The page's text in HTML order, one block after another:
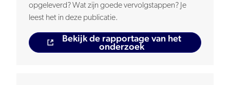
opgeleverd? Wat zijn goede vervolgstappen? Je
leest het in deze publicatie.
Bekijk de rapportage van het
onderzoek